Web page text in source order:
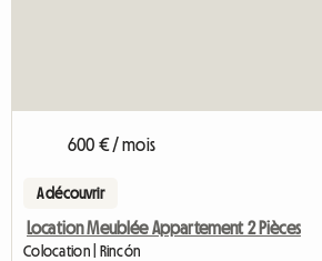
600 € / mois
A découvrir
Location Meublée Appartement 2 Pièces
Colocation | Rincón